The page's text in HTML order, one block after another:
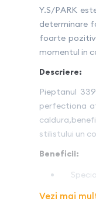
Y.S/PARK
determinare
foarte
momentul in
Descriere:
Pieptanul
perfectiona
stilistului un
Beneficii:
Confera
Vezi mai